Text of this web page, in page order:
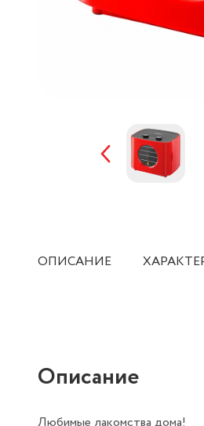
ОПИСАНИЕ
Описание